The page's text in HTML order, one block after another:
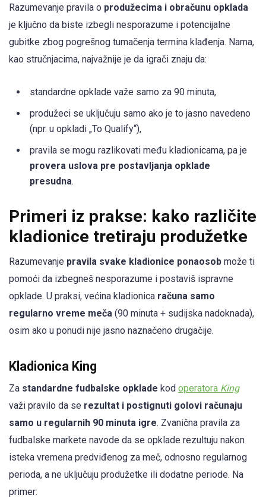
Razumevanje pravila o produžecima i obračunu opklada
je ključno da biste izbegli nesporazume i potencijalne
gubitke zbog pogrešnog tumačenja termina klađenja. Nama,
kao stručnjacima, najvažnije je da igrači znaju da:
standardne opklade važe samo za 90 minuta,
produžeci se uključuju samo ako je to jasno navedeno
(npr. u opkladi „To Qualify“),
pravila se mogu razlikovati među kladionicama, pa je
provera uslova pre postavljanja opklade
presudna.
Primeri iz prakse: kako različite
kladionice tretiraju produžetke
Razumevanje pravila svake kladionice ponaosob može ti
pomoći da izbegneš nesporazume i postaviš ispravne
opklade. U praksi, većina kladionica računa samo
regularno vreme meča (90 minuta + sudijska nadoknada),
osim ako u ponudi nije jasno naznačeno drugačije.
Kladionica King
Za standardne fudbalske opklade kod operatora King
važi pravilo da se rezultat i postignuti golovi računaju
samo u regularnih 90 minuta igre. Zvanična pravila za
fudbalske markete navode da se opklade rezultuju nakon
isteka vremena predviđenog za meč, odnosno regularnog
perioda, a ne uključuju produžetke ili dodatne periode. Na
primer: